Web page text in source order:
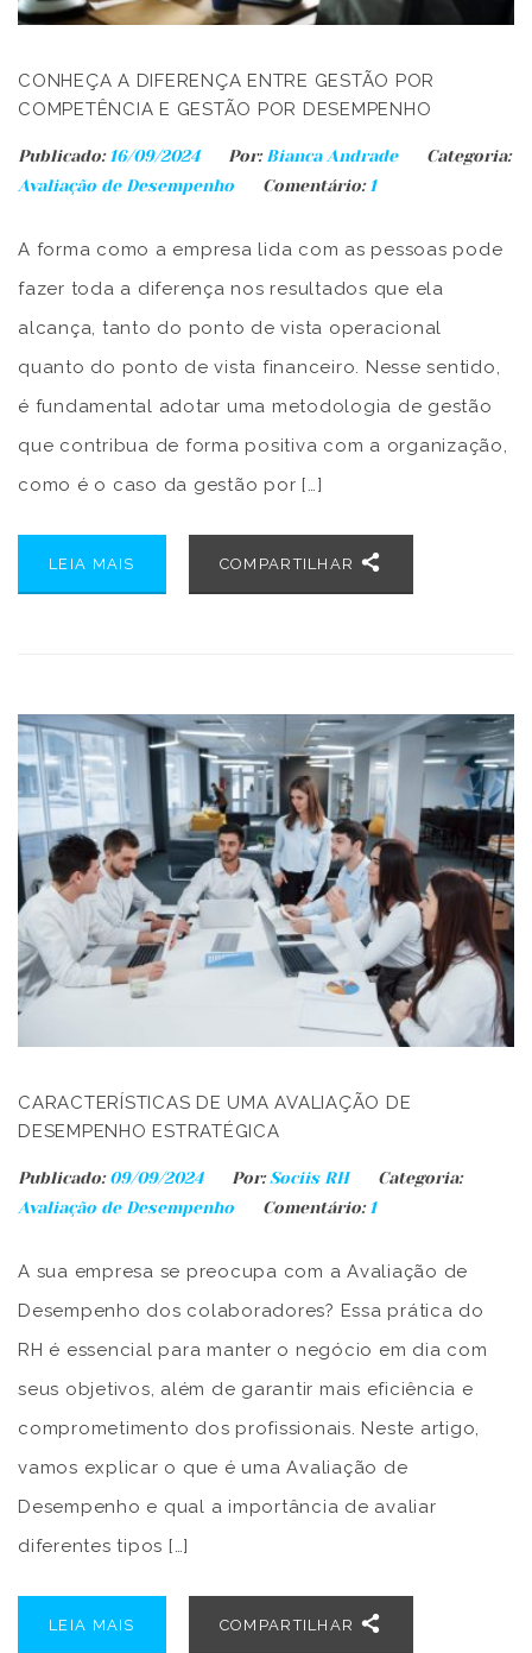
CONHEÇA A DIFERENÇA ENTRE GESTÃO POR
COMPETÊNCIA E GESTÃO POR DESEMPENHO
Publicado: 16/09/2024 Por: Bianca Andrade
Categoria:
Avaliação de Desempenho
Comentário:1
A forma como a empresa lida com as pessoas pode
fazer toda a diferença nos resultados que ela
alcança, tanto do ponto de vista operacional
quanto do ponto de vista financeiro. Nesse sentido,
é fundamental adotar uma metodologia de gestão
que contribua de forma positiva com a organização,
como é o caso da gestão por […]
LEIA MAIS COMPARTILHAR
CARACTERÍSTICAS DE UMA AVALIAÇÃO DE
DESEMPENHO ESTRATÉGICA
Publicado: 09/09/2024 Por: Sociis RH
Categoria:
Avaliação de Desempenho
Comentário:1
A sua empresa se preocupa com a Avaliação de
Desempenho dos colaboradores? Essa prática do
RH é essencial para manter o negócio em dia com
seus objetivos, além de garantir mais eficiência e
comprometimento dos profissionais. Neste artigo,
vamos explicar o que é uma Avaliação de
Desempenho e qual a importância de avaliar
diferentes tipos […]
LEIA MAIS COMPARTILHAR